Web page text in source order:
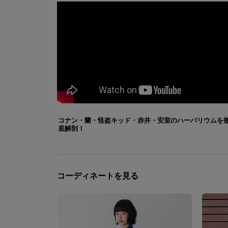
コナン・蘭・怪盗キッド・赤井・安室のハーバリウムを
底解剖！
コーディネートを見る